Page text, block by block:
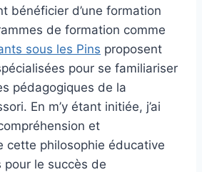
bénéficier d’une formation
de formation comme
sous les Pins proposent
pour se familiariser
pédagogiques de la
En m’y étant initiée, j’ai
et
cette philosophie éducative
pour le succès de